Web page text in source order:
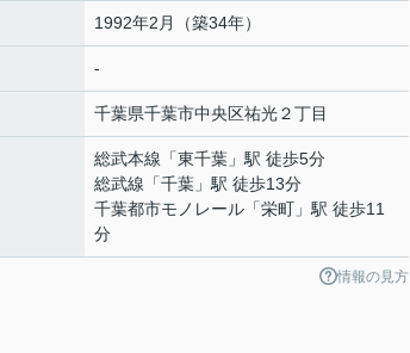
1992年2月（築34年）
-
千葉県千葉市中央区祐光２丁目
総武本線 「東千葉 」駅 徒歩5分
総武線 「千葉 」駅 徒歩13分
千葉都市モノレール 「栄町 」駅 徒歩11
分
情報の見方